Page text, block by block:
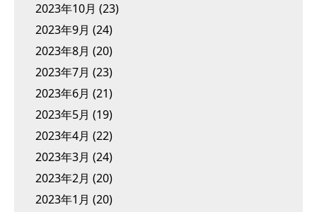
2023年10月 (23)
2023年9月 (24)
2023年8月 (20)
2023年7月 (23)
2023年6月 (21)
2023年5月 (19)
2023年4月 (22)
2023年3月 (24)
2023年2月 (20)
2023年1月 (20)